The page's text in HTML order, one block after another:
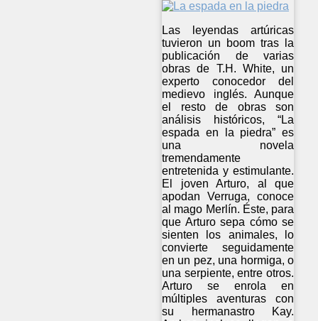
Las leyendas artúricas
tuvieron un boom tras la
publicación de varias
obras de T.H. White, un
experto conocedor del
medievo inglés. Aunque
el resto de obras son
análisis históricos, “La
espada en la piedra” es
una novela
tremendamente
entretenida y estimulante.
El joven Arturo, al que
apodan Verruga, conoce
al mago Merlín. Éste, para
que Arturo sepa cómo se
sienten los animales, lo
convierte seguidamente
en un pez, una hormiga, o
una serpiente, entre otros.
Arturo se enrola en
múltiples aventuras con
su hermanastro Kay.